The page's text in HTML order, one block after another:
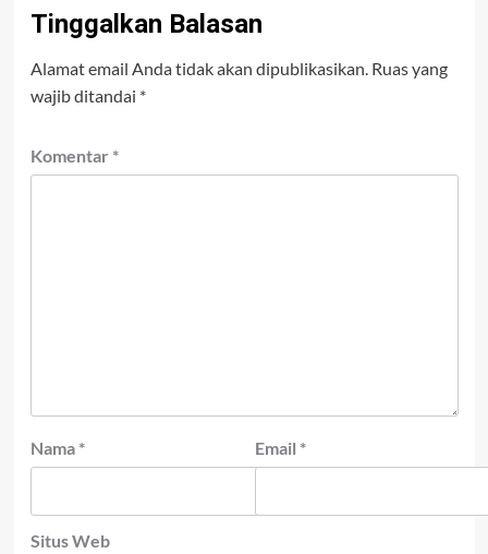
Tinggalkan Balasan
Alamat email Anda tidak akan dipublikasikan. Ruas yang
wajib ditandai *
Komentar *
Nama * Email *
Situs Web